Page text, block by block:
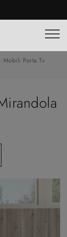
Mobili Porta Tv